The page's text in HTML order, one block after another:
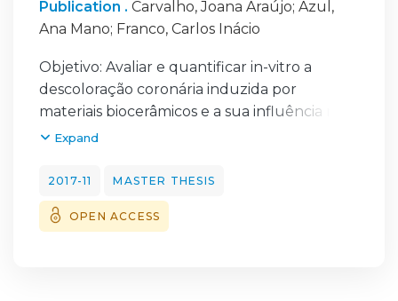
Publication . Carvalho, Joana Araújo; Azul,
Ana Mano; Franco, Carlos Inácio
Objetivo: Avaliar e quantificar in-vitro a
descoloração coronária induzida por
materiais biocerâmicos e a sua influência na
determinante “tempo”.
dentes monoradiculares humanos, divididos
em quatro grupos (n=11): G1 - controlo
negativo; G2 - preenchimento com White
Expand
2017-11 MASTER THESIS
OPEN ACCESS